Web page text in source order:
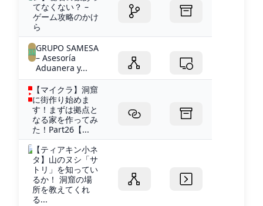
てなくない？ –
ゲーム攻略のかけ
ら
GRUPO SAMESA
– Asesoría
Aduanera y...
【マイクラ】洞窟
に街作り始めま
す！まずは拠点と
なる家を作ってみ
た！Part26【...
【ティアキン小ネ
タ】山のヌシ「サ
トリ」を知ってい
るか！ 洞窟の場
所を教えてくれ
る...